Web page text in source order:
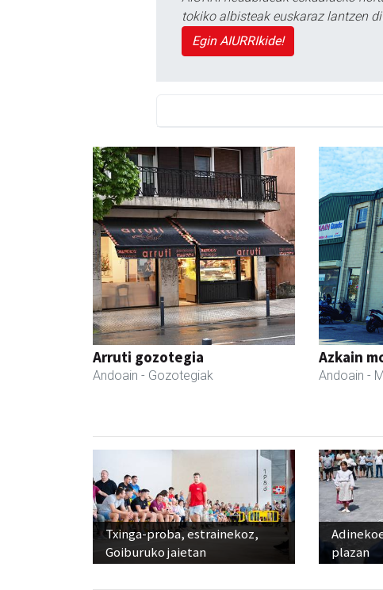
tokiko albisteak euskaraz lantzen
Egin AIURRIkide!
Arruti gozotegia
Andoain - Gozotegiak
Azkain
Andoain -
Txinga-proba, estrainekoz,
Goiburuko jaietan
plazan